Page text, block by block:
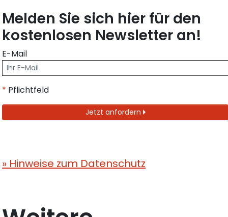
Melden Sie sich hier für den
kostenlosen Newsletter an!
E-Mail
* Pflichtfeld
Jetzt anfordern
» Hinweise zum Datenschutz